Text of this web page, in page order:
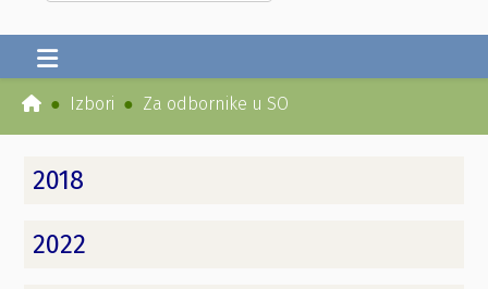
Izbori Za odbornike u SO
2018
2022